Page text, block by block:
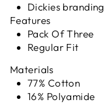
Dickies branding
Features
Pack Of Three
Regular Fit
Materials
77% Cotton
16% Polyamide